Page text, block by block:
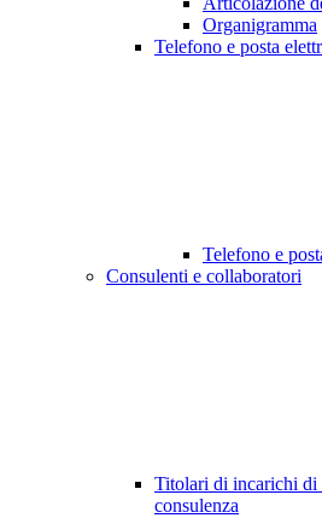
Organigramma
Telefono e posta
Telefono e
Consulenti e collaboratori
Titolari di incarichi di
consulenza